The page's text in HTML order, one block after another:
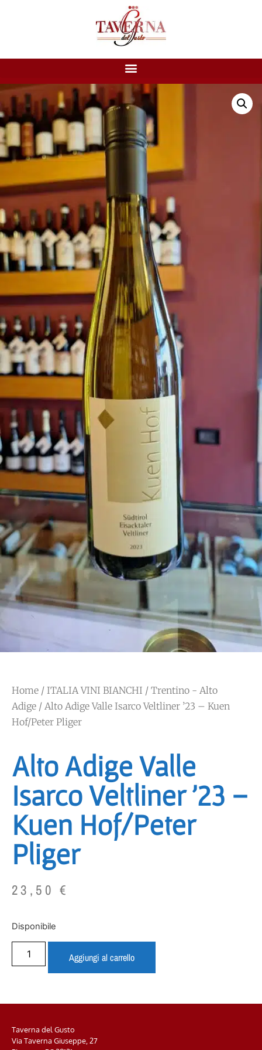
Home / ITALIA VINI BIANCHI / Trentino - Alto
Adige / Alto Adige Valle Isarco Veltliner ’23 – Kuen
Hof/Peter Pliger
Alto Adige Valle
Isarco Veltliner ’23 –
Kuen Hof/Peter
Pliger
23,50€
Disponibile
Aggiungi al carrello
Taverna del Gusto
Via Taverna Giuseppe, 27